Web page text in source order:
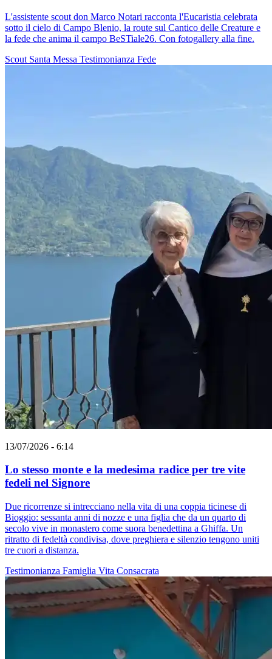
L'assistente scout don Marco Notari racconta l'Eucaristia celebrata
sotto il cielo di Campo Blenio, la route sul Cantico delle Creature e
la fede che anima il campo BeSTiale26. Con fotogallery alla fine.
Scout Santa Messa Testimonianza Fede
13/07/2026 - 6:14
Lo stesso monte e la medesima radice per tre vite
fedeli nel Signore
Due ricorrenze si intrecciano nella vita di una coppia ticinese di
Bioggio: sessanta anni di nozze e una figlia che da un quarto di
secolo vive in monastero come suora benedettina a Ghiffa. Un
ritratto di fedeltà condivisa, dove preghiera e silenzio tengono uniti
tre cuori a distanza.
Testimonianza Famiglia Vita Consacrata